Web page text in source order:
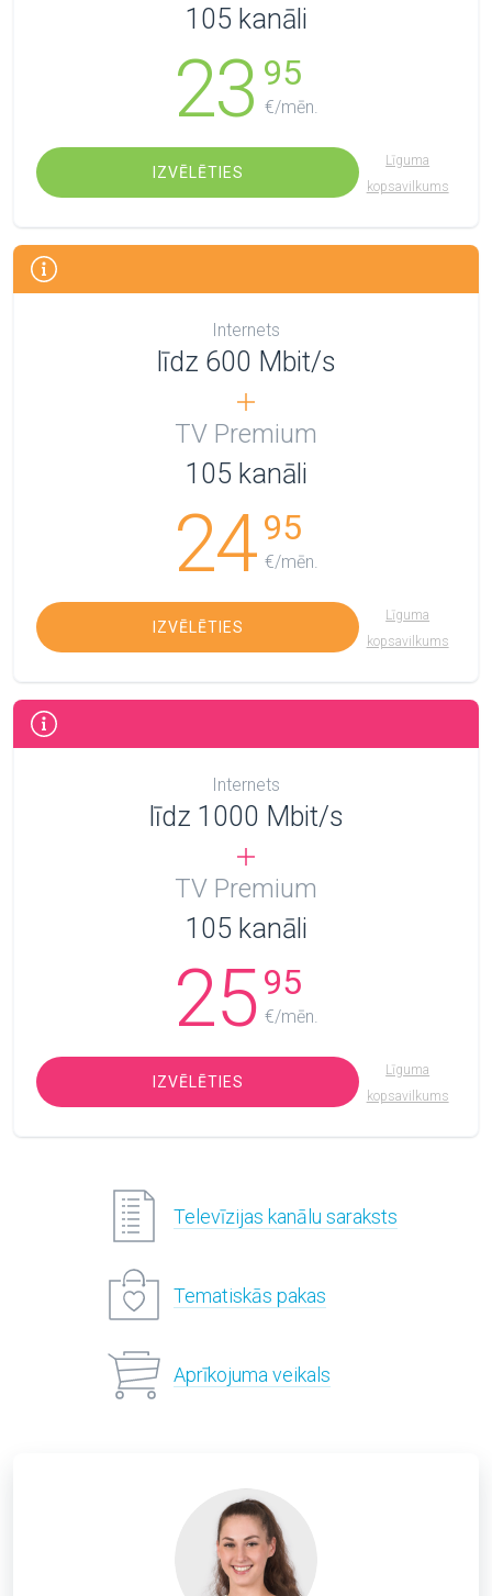
105 kanāli
23 95
€/mēn.
IZVĒLĒTIES
Līguma
kopsavilkums
Internets
līdz 600 Mbit/s
TV Premium
105 kanāli
2495
€/mēn.
IZVĒLĒTIES
Līguma
kopsavilkums
Internets
līdz 1000 Mbit/s
TV Premium
105 kanāli
2595
€/mēn.
IZVĒLĒTIES
Līguma
kopsavilkums
Televīzijas kanālu saraksts
Tematiskās pakas
Aprīkojuma veikals